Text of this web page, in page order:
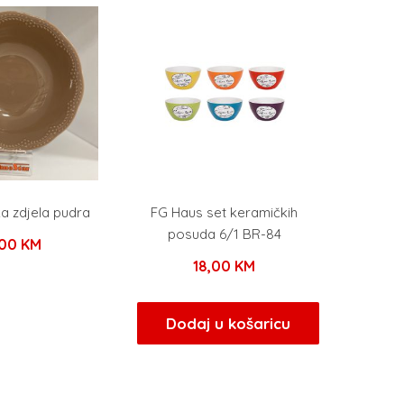
zdjela pudra
KM
FG Haus set keramičkih
posuda 6/1 BR-84
18,00 KM
Dodaj u košaricu